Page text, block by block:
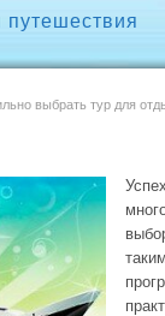
путешествия
выбрать тур для